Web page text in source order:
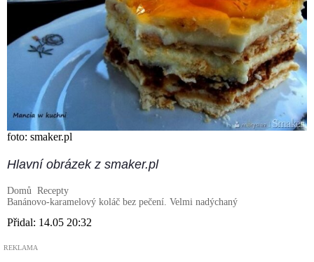
foto: smaker.pl
Hlavní obrázek z smaker.pl
Domů Recepty
Banánovo-karamelový koláč bez pečení. Velmi nadýchaný
Přidal: 14.05 20:32
REKLAMA